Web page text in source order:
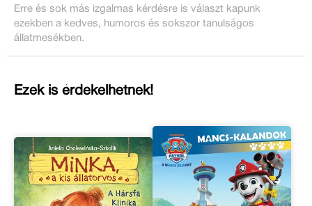
Erre és sok más izgalmas kérdésre is választ kapunk
ezekben a kedves, humoros és sokszor tanulságos
állatmesékben.
Ezek is érdekelhetnek!